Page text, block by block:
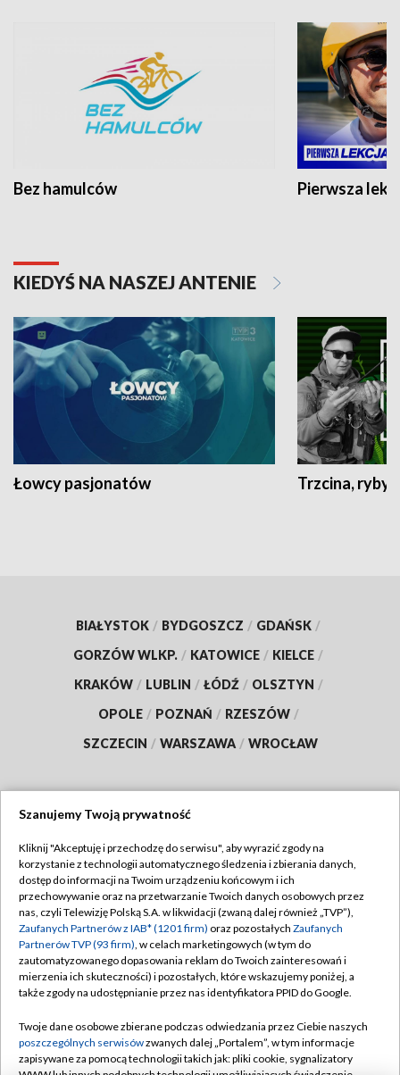
Bez hamulców Pierwsza
KIEDYŚ NA NASZEJ ANTENIE
Łowcy pasjonatów Trzcina, ryby
BIAŁYSTOK / BYDGOSZCZ / GDAŃSK /
GORZÓW WLKP. / KATOWICE / KIELCE /
KRAKÓW / LUBLIN / ŁÓDŹ / OLSZTYN /
OPOLE / POZNAŃ / RZESZÓW /
SZCZECIN / WARSZAWA / WROCŁAW
TVP
Abonament TVP
Emisja w TVP
Centrum informacji TVP
Naziemna Telewizja Cyfrowa
Rada Programowa
System NOS
Regulamin TVP
Polityka prywatności
Moje zgody
Pomoc
Kontakt
Szanujemy Twoją prywatność
Kliknij "Akceptuję i przechodzę do serwisu", aby wyrazić zgody na
korzystanie z technologii automatycznego śledzenia i zbierania danych,
dostęp do informacji na Twoim urządzeniu końcowym i ich
przechowywanie oraz na przetwarzanie Twoich danych osobowych przez
nas, czyli Telewizję Polską S.A. w likwidacji (zwaną dalej również „TVP”),
Zaufanych Partnerów z IAB* (1201 firm) oraz pozostałych Zaufanych
Partnerów TVP (93 firm), w celach marketingowych (w tym do
zautomatyzowanego dopasowania reklam do Twoich zainteresowań i
mierzenia ich skuteczności) i pozostałych, które wskazujemy poniżej, a
także zgody na udostępnianie przez nas identyfikatora PPID do Google.
Twoje dane osobowe zbierane podczas odwiedzania przez Ciebie naszych
poszczególnych serwisówzwanych dalej „Portalem”, w tym informacje
zapisywane za pomocą technologii takich jak: pliki cookie, sygnalizatory